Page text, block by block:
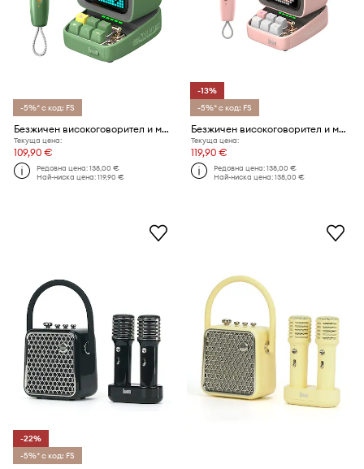
-5%* с код: FS
Безжичен високоговорител и микрофон Divoom Ditoo-5M 12,5 cm
Текуща цена:
109,90 €
Редовна цена:138,00 €
Най-ниска цена:119,90 €
-13%
-5%* с код: FS
Безжичен високоговорител и микрофон Divoom Ditoo-5M
Текуща цена:
119,90 €
Редовна цена:138,00 €
Най-ниска цена:138,00 €
-22%
-5%* с код: FS